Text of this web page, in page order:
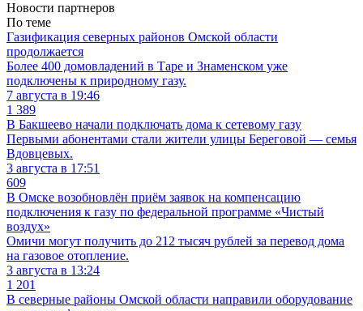
Новости партнеров
По теме
Газификация северных районов Омской области
продолжается
Более 400 домовладений в Таре и Знаменском уже
подключены к природному газу.
7 августа в 19:46
1 389
В Бакшеево начали подключать дома к сетевому газу
Первыми абонентами стали жители улицы Береговой — семья
Вдовцевых.
3 августа в 17:51
609
В Омске возобновлён приём заявок на компенсацию
подключения к газу по федеральной программе «Чистый
воздух»
Омичи могут получить до 212 тысяч рублей за перевод дома
на газовое отопление.
3 августа в 13:24
1 201
В северные районы Омской области направили оборудование